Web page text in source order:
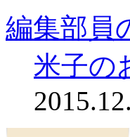
編集部員
米子の